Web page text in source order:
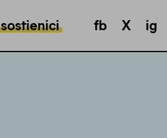
sostienici fb X ig